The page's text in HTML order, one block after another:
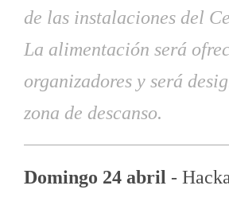
de las instalaciones del
La alimentación será
organizadores y será
zona de descanso.
Domingo 24 abril -